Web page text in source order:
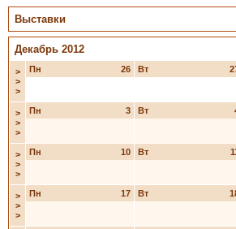
Выставки
Декабрь 2012
>
>
>
26
Пн Вт
>
>
>
3
Пн Вт
>
>
>
10
Пн Вт
>
>
>
17
Пн Вт